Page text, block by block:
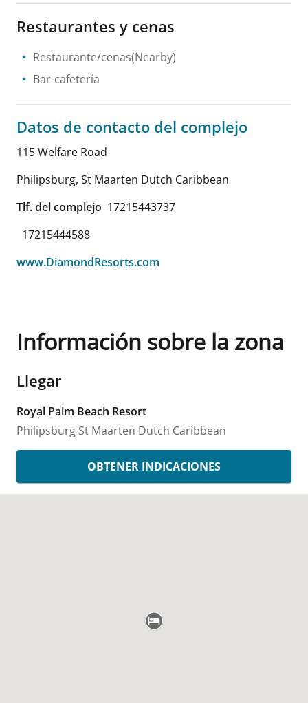
Restaurantes y cenas
Restaurante/cenas(Nearby)
Bar-cafetería
Datos de contacto del complejo
115 Welfare Road
Philipsburg, St Maarten Dutch Caribbean
Tlf. del complejo 17215443737
17215444588
www.DiamondResorts.com
Información sobre la zona
Llegar
Royal Palm Beach Resort
Philipsburg St Maarten Dutch Caribbean
OBTENER INDICACIONES